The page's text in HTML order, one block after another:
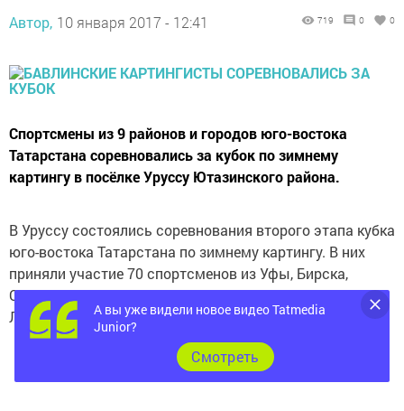
Автор, 10 января 2017 - 12:41 719 0 0
Спортсмены из 9 районов и городов юго-востока
Татарстана соревновались за кубок по зимнему
картингу в посёлке Уруссу Ютазинского района.
В Уруссу состоялись соревнования второго этапа кубка
юго-востока Татарстана по зимнему картингу. В них
приняли участие 70 спортсменов из Уфы, Бирска,
Октябрьского, Уруссу. Бавлов, Сарманово,
Лениногорска, Елабуги, Азнакаево.
А вы уже видели новое видео Tatmedia
Junior?
Cмотреть